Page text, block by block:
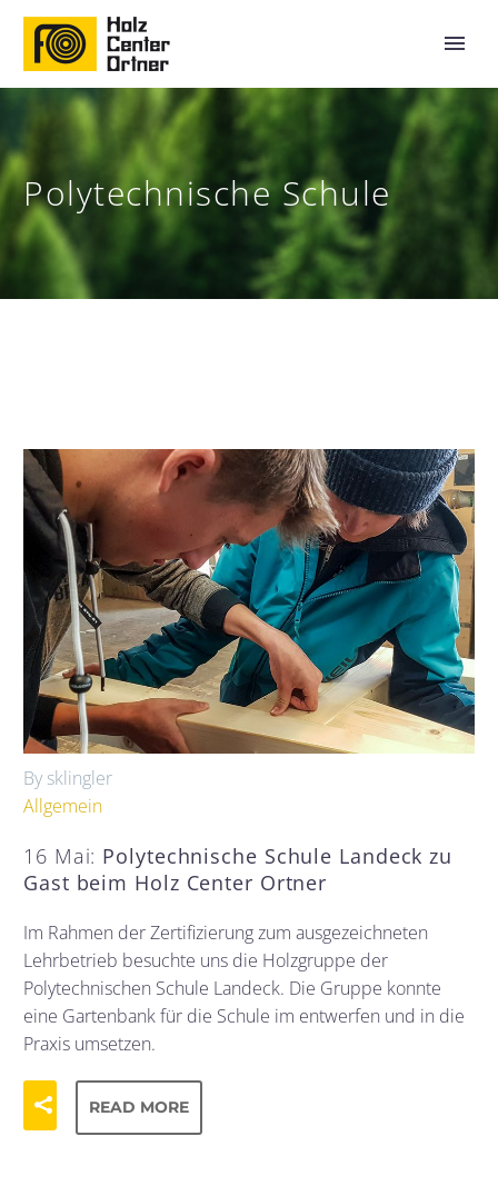
Polytechnische Schule
By sklingler
Allgemein
16 Mai: Polytechnische Schule Landeck zu
Gast beim Holz Center Ortner
Im Rahmen der Zertifizierung zum ausgezeichneten
Lehrbetrieb besuchte uns die Holzgruppe der
Polytechnischen Schule Landeck. Die Gruppe konnte
eine Gartenbank für die Schule im entwerfen und in die
Praxis umsetzen.
READ MORE